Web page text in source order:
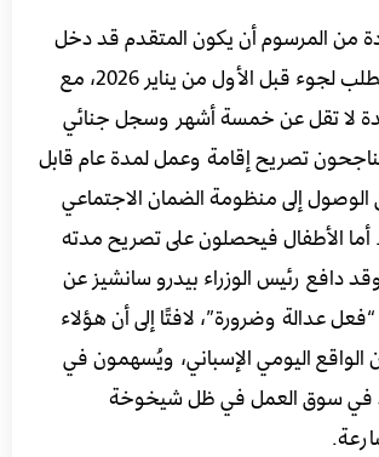
من المرسوم أن يكون المتقدم قد دخل
إسبانيا أو تقدّم بطلب لجوء قبل الأول من يناير 2026، مع
لا تقل عن خمسة أشهر وسجل جنائي
تصريح إقامة وعمل لمدة عام قابل
إلى منظومة الضمان الاجتماعي
أما الأطفال فيحصلون على تصريح مدته
رئيس الوزراء بيدرو سانشيز عن
“فعل عدالة وضرورة”، لافتًا إلى أن هؤلاء
اليومي الإسباني، ويُسهمون في
في سوق العمل في ظل شيخوخة